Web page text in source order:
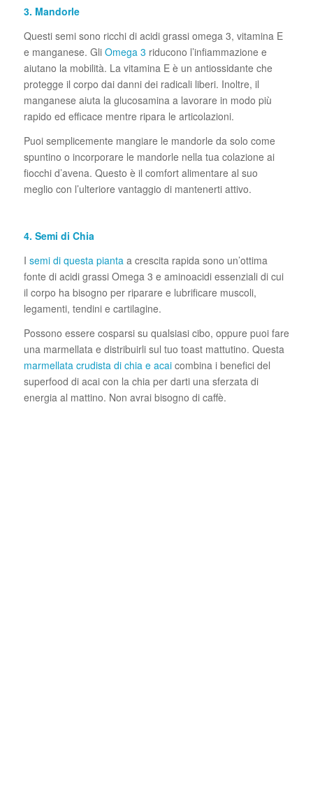
3. Mandorle
Questi semi sono ricchi di acidi grassi omega 3, vitamina E
e manganese. Gli Omega 3 riducono l’infiammazione e
aiutano la mobilità. La vitamina E è un antiossidante che
protegge il corpo dai danni dei radicali liberi. Inoltre, il
manganese aiuta la glucosamina a lavorare in modo più
rapido ed efficace mentre ripara le articolazioni.
Puoi semplicemente mangiare le mandorle da solo come
spuntino o incorporare le mandorle nella tua colazione ai
fiocchi d’avena. Questo è il comfort alimentare al suo
meglio con l’ulteriore vantaggio di mantenerti attivo.
4. Semi di Chia
I semi di questa pianta a crescita rapida sono un’ottima
fonte di acidi grassi Omega 3 e aminoacidi essenziali di cui
il corpo ha bisogno per riparare e lubrificare muscoli,
legamenti, tendini e cartilagine.
Possono essere cosparsi su qualsiasi cibo, oppure puoi fare
una marmellata e distribuirli sul tuo toast mattutino. Questa
marmellata crudista di chia e acaicombina i benefici del
superfood di acai con la chia per darti una sferzata di
energia al mattino. Non avrai bisogno di caffè.